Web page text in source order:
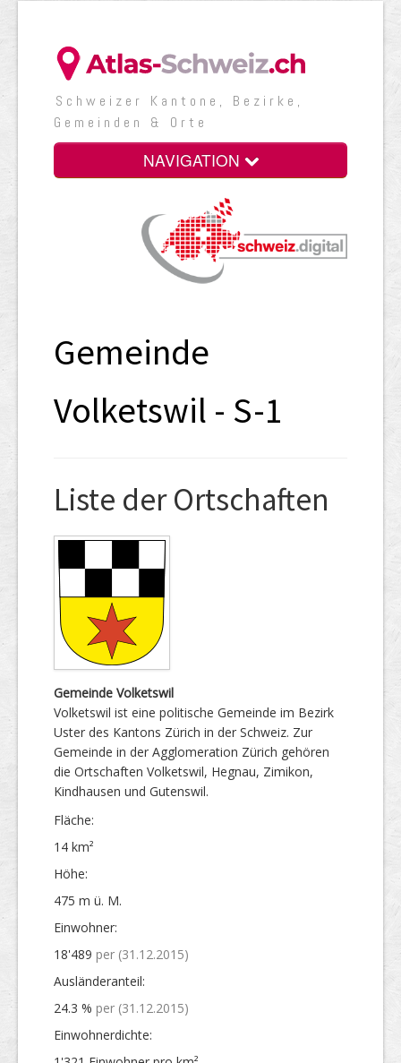
Schweizer Kantone, Bezirke,
Gemeinden & Orte
NAVIGATION
Gemeinde
Volketswil - S-1
Liste der Ortschaften
Gemeinde Volketswil
Volketswil ist eine politische Gemeinde im Bezirk
Uster des Kantons Zürich in der Schweiz. Zur
Gemeinde in der Agglomeration Zürich gehören
die Ortschaften Volketswil, Hegnau, Zimikon,
Kindhausen und Gutenswil.
Fläche:
14 km²
Höhe:
475 m ü. M.
Einwohner:
18'489 per (31.12.2015)
Ausländer­anteil:
24.3 % per (31.12.2015)
Einwohner­dichte: